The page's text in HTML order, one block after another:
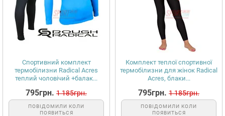
Спортивний комплект
термобілизни Radical Acres
теплий чоловічий +балак...
795грн. 1 185грн.
ПОВІДОМИЛИ КОЛИ
ПОЯВИТЬСЯ
Комплект теплої спортивної
термобілизни для жінок Radical
Acres, блаки...
795грн. 1 185грн.
ПОВІДОМИЛИ КОЛИ
ПОЯВИТЬСЯ